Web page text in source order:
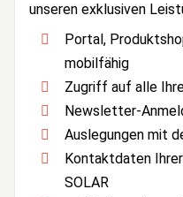
unseren exklusiven
Portal,
mobilfähig
Zugriff auf alle
Newsletter-
Auslegungen mit
Kontaktdaten
SOLAR